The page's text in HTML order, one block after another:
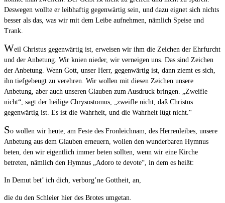
Deswegen wollte er leibhaftig gegenwärtig sein, und dazu eignet sich nichts
besser als das, was wir mit dem Leibe aufnehmen, nämlich Speise und
Trank.
Weil Christus gegenwärtig ist, erweisen wir ihm die Zeichen der Ehrfurcht
und der Anbetung. Wir knien nieder, wir verneigen uns. Das sind Zeichen
der Anbetung. Wenn Gott, unser Herr, gegenwärtig ist, dann ziemt es sich,
ihn tiefgebeugt zu verehren. Wir wollen mit diesen Zeichen unsere
Anbetung, aber auch unseren Glauben zum Ausdruck bringen. „Zweifle
nicht“, sagt der heilige Chrysostomus, „zweifle nicht, daß Christus
gegenwärtig ist. Es ist die Wahrheit, und die Wahrheit lügt nicht.“
So wollen wir heute, am Feste des Fronleichnam, des Herrenleibes, unsere
Anbetung aus dem Glauben erneuern, wollen den wunderbaren Hymnus
beten, den wir eigentlich immer beten sollten, wenn wir eine Kirche
betreten, nämlich den Hymnus „Adoro te devote“, in dem es heißt:
In Demut bet’ ich dich, verborg’ne Gottheit, an,
die du den Schleier hier des Brotes umgetan.